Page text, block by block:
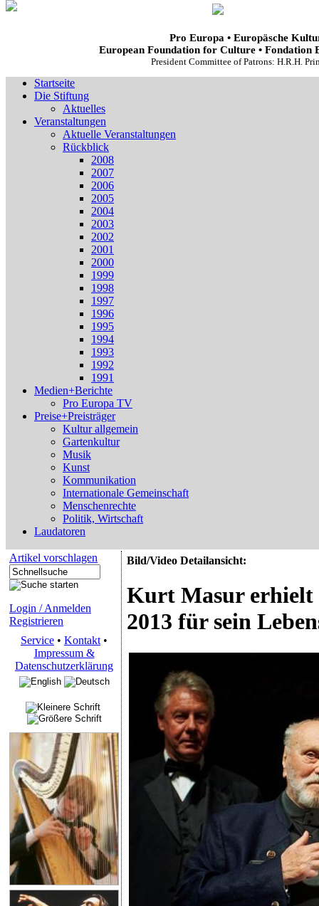
Pro Europa • Europäsche
European Foundation for Culture • Fondation
President Committee of Patrons: H.R.H.
Startseite
Die Stiftung
Aktuelles
Veranstaltungen
Aktuelle Veranstaltungen
Rückblick
2008
2007
2006
2005
2004
2003
2002
2001
2000
1999
1998
1997
1996
1995
1994
1993
1992
1991
Medien+Berichte
Pro Europa TV
Preise+Preisträger
Kultur allgemein
Gartenkultur
Musik
Kunst
Kommunikation
Internationale Gemeinschaft
Menschenrechte
Politik, Wirtschaft
Laudatoren
Artikel vorschlagen
Login / Anmelden
Registrieren
Service • Kontakt •
Impressum &
Datenschutzerklärung
Bild/Video Detailansicht:
Kurt Masur erhielt
2013 für sein